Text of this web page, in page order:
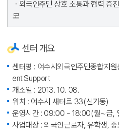
ㆍ외국인주민 상호 소통과 협력 증
모
센터 개요
센터명 : 여수시외국인주민종합지
ent Support
개소일 : 2013. 10. 08.
위치 : 여수시 새터로 33(신기동)
운영시간 : 09:00 ~ 18:00(월∼금,
사업대상 : 외국인근로자, 유학생,